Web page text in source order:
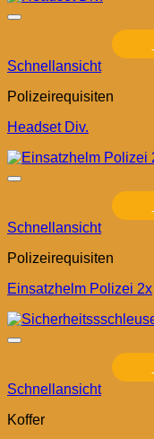
Schnellansicht
Polizeirequisiten
Headset Div.
Schnellansicht
Polizeirequisiten
Einsatzhelm Polizei 2x
Schnellansicht
Koffer